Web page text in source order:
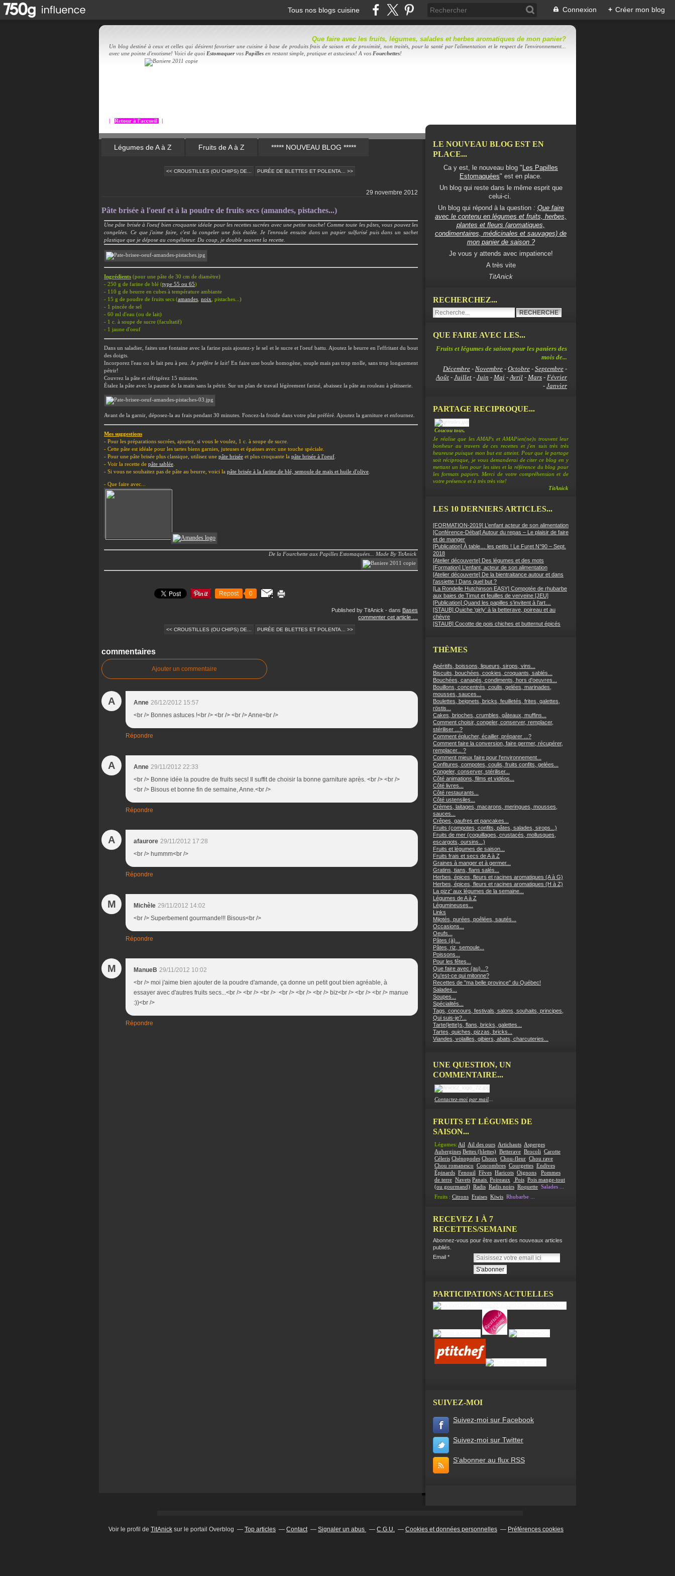
Tous nos blogs cuisine Connexion + Créer mon blog
Que faire avec les fruits, légumes, salades et herbes aromatiques de mon panier?
Un blog destiné à ceux et celles qui désirent favoriser une cuisine à base de produits frais de saison et de proximité, non traités, pour la santé par l'alimentation et le respect de l'environnement...
avec une pointe d'exotisme! Voici de quoi Estomaquervos Papilles en restant simple, pratique et astucieux! A vos Fourchettes!
Retour à l'accueil
Légumes de A à Z Fruits de A à Z ***** NOUVEAU BLOG *****
<< CROUSTILLES (OU CHIPS) DE... PURÉE DE BLETTES ET POLENTA... >>
29 novembre 2012
Pâte brisée à l'oeuf et à la poudre de fruits secs (amandes, pistaches...)
Une pâte brisée à l'oeuf bien croquante idéale pour les recettes sucrées avec une petite touche! Comme toute les pâtes, vous pouvez les
congelées. Ce que j'aime faire, c'est la congeler une fois étalée. Je l'enroule ensuite dans un papier sulfurisé puis dans un sachet
plastique que je dépose au congélateur. Du coup, je double souvent la recette.
Ingrédients (pour une pâte de 30 cm de diamètre)
- 250 g de farine de blé (type 55 ou 65)
- 110 g de beurre en cubes à température ambiante
- 15 g de poudre de fruits secs (amandes noix , pistaches...)
- 1 pincée de sel
- 60 ml d'eau (ou de lait)
- 1 c. à soupe de sucre (facultatif)
- 1 jaune d'oeuf
Dans un saladier, faites une fontaine avec la farine puis ajoutez-y le sel et le sucre et l'oeuf battu . Ajoutez le beurre en l'effritant du bout
des doigts.
Incorporez l'eau ou le lait peu à peu.
Je préfère le lait! En faire une boule homogène, souple mais pas trop molle, sans trop longuement
pétrir!
Couvrez la pâte et réfrigérez 15 minutes.
Étalez la pâte avec la paume de la main sans la pétrir. Sur un plan de travail légèrement fariné, abaissez la pâte au rouleau à pâtisserie.
Avant de la garnir, déposez-la au frais pendant 30 minutes. Foncez-la froide dans votre plat préféré. Ajoutez la garniture et enfournez.
Mes suggestions
- Pour les préparations sucrées, ajoutez, si vous le voulez, 1 c. à soupe de sucre.
- Cette pâte est idéale pour les tartes biens garnies, juteuses et épaisses avec une touche spéciale.
- Pour une pâte brisée plus classique, utilisez une pâte brisée et plus croquante la pâte brisée à l'oeuf.
- Voir la recette de pâte sablée
- Si vous ne souhaitez pas de pâte au beurre, voici la pâte brisée à la farine de blé, semoule de maïs et huile d'olive
- Que faire avec...
De la Fourchette aux Papilles Estomaquées... Made By TitAnick
Repost 0
Published by TitAnick - dans Bases
commenter cet article
<< CROUSTILLES (OU CHIPS) DE... PURÉE DE BLETTES ET POLENTA... >>
commentaires
Ajouter un commentaire
A Anne 26/12/2012 15:57
<br /> Bonnes astuces !<br /> <br /> <br /> Anne<br />
Répondre
A Anne 29/11/2012 22:33
<br /> Bonne idée la poudre de fruits secs! Il suffit de choisir la bonne garniture après. <br /> <br />
<br /> Bisous et bonne fin de semaine, Anne.<br />
Répondre
A afaurore 29/11/2012 17:28
<br /> hummm<br />
Répondre
M Michèle 29/11/2012 14:02
<br /> Superbement gourmande!!! Bisous<br />
Répondre
M ManueB 29/11/2012 10:02
<br /> moi j'aime bien ajouter de la poudre d'amande, ça donne un petit gout bien agréable, à
essayer avec d'autres fruits secs...<br /> <br /> <br /> <br /> <br /> <br /> biz<br /> <br /> <br /> manue
:))<br />
Répondre
LE NOUVEAU BLOG EST EN
PLACE...
Ca y est, le nouveau blog " Les Papilles
Estomaquées" est en place.
Un blog qui reste dans le même esprit que
celui-ci.
Un blog qui répond à la question : Que faire
avec le contenu en légumes et fruits, herbes,
plantes et fleurs (aromatiques,
condimentaires, médicinales et sauvages) de
mon panier de saison ?
Je vous y attends avec impatience!
A très vite
TitAnick
RECHERCHEZ...
QUE FAIRE AVEC LES...
Fruits et légumes de saison pour les paniers des
mois de...
Décembre - Novembre - Octobre - Septembre -
Août - Juillet - Juin - Mai -Avril - Mars - Février
- Janvier
PARTAGE RECIPROQUE...
Coucou tous,
Je réalise que les AMAPs et AMAPien(ne)s trouvent leur
bonheur au travers de ces recettes et j'en suis très très
heureuse puisque mon but est atteint. Pour que le partage
soit réciproque, je vous demanderai de citer ce blog en y
mettant un lien pour les sites et la référence du blog pour
les formats papiers. Merci de votre compréhension et de
votre présence et à très très vite!
TitAnick
LES 10 DERNIERS ARTICLES...
[FORMATION-2019] L’enfant acteur de son alimentation
[Conférence-Débat] Autour du repas – Le plaisir de faire
et de manger
[Publication] À table… les petits ! Le Furet N°90 – Sept.
2018
[Atelier découverte] Des légumes et des mots
[Formation] L’enfant, acteur de son alimentation
[Atelier découverte] De la bientraitance autour et dans
l’assiette ! Dans quel but ?
[La Rondelle Hutchinson EASY] Compotée de rhubarbe
aux baies de Timut et feuilles de verveine [JEU]
[Publication] Quand les papilles s’invitent à l’art…
[STAUB] Quiche ‘girly’ à la betterave, poireau et au
chèvre
[STAUB] Cocotte de pois chiches et butternut épicés
THÈMES
Apéritifs, boissons, liqueurs, sirops, vins...
Biscuits, bouchées, cookies, croquants, sablés...
Bouchées, canapés, condiments, hors d'oeuvres...
Bouillons, concentrés, coulis, gelées, marinades,
mousses, sauces...
Boulettes, beignets, bricks, feuilletés, frites, galettes,
röstis...
Cakes, brioches, crumbles, gâteaux, muffins...
Comment choisir, congeler, conserver, remplacer,
stériliser ...?
Comment éplucher, écailler, préparer ...?
Comment faire la conversion, faire germer, récupérer,
remplacer... ?
Comment mieux faire pour l'environnement...
Confitures, compotes, coulis, fruits confits, gelées...
Congeler, conserver, stériliser...
Côté animations, films et vidéos...
Côté livres...
Côté restaurants...
Côté ustensiles...
Crèmes, laitages, macarons, meringues, mousses,
sauces...
Crêpes, gaufres et pancakes...
Fruits (compotes, confits, pâtes, salades, sirops...)
Fruits de mer (coquillages, crustacés, mollusques,
escargots, oursins...)
Fruits et légumes de saison...
Fruits frais et secs de A à Z
Graines à manger et à germer...
Gratins, tians, flans salés...
Herbes, épices, fleurs et racines aromatiques (A à G)
Herbes, épices, fleurs et racines aromatiques (H à Z)
La pizz' aux légumes de la semaine...
Légumes de A à Z
Légumineuses...
Links
Mijotés, purées, poêlées, sautés...
Occasions...
Oeufs...
Pâtes (à)...
Pâtes, riz, semoule...
Poissons...
Pour les fêtes...
Que faire avec (au)...?
Qu'est-ce qui mitonne?
Recettes de "ma belle province" du Québec!
Salades...
Soupes...
Spécialités...
Tags, concours, festivals, salons, souhaits, principes,
Qui suis-je?...
Tarte(lette)s, flans, bricks, galettes...
Tartes, quiches, pizzas, bricks...
Viandes, volailles, gibiers, abats, charcuteries...
UNE QUESTION, UN
COMMENTAIRE...
Contactez-moi par mail
FRUITS ET LÉGUMES DE
SAISON...
Légumes: Ail Ail des ours Artichauts Asperges
Aubergines Bettes (blettes) Betterave Brocoli
Carotte
Céleris Chénopodes Choux Chou-fleur Chou rave
Chou romanesco
Concombres Courgettes Endives
Épinards Fenouil Fêves Haricots Oignons
Pommes
de terre Navets Panais Poireaux Pois Pois mange-tout
(ou gourmand) Radis Radis noirs Roquette Salades
Fruits : Citrons Fraises Kiwis Rhubarbe
RECEVEZ 1 À 7
RECETTES/SEMAINE
Abonnez-vous pour être averti des nouveaux articles
publiés.
Email
PARTICIPATIONS ACTUELLES
SUIVEZ-MOI
Suivez-moi sur Facebook
Suivez-moi sur Twitter
S'abonner au flux RSS
Voir le profil de TitAnick sur le portail Overblog Top articles Contact Signaler un abus C.G.U. Cookies et données personnelles Préférences cookies